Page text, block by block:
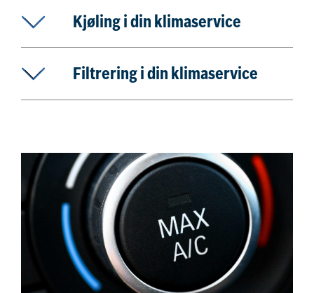
Kjøling i din klimaservice
Filtrering i din klimaservice